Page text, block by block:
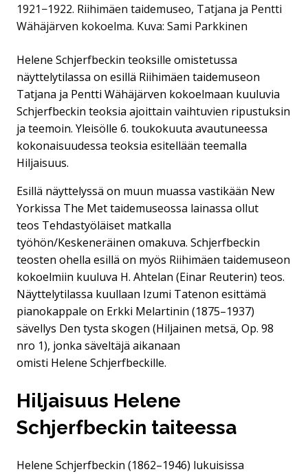
1921−1922. Riihimäen taidemuseo, Tatjana ja Pentti
Wähäjärven kokoelma. Kuva: Sami Parkkinen
Helene Schjerfbeckin teoksille omistetussa
näyttelytilassa on esillä Riihimäen taidemuseon
Tatjana ja Pentti Wähäjärven kokoelmaan kuuluvia
Schjerfbeckin teoksia ajoittain vaihtuvien ripustuksin
ja teemoin. Yleisölle 6. toukokuuta avautuneessa
kokonaisuudessa teoksia esitellään teemalla
Hiljaisuus.
Esillä näyttelyssä on muun muassa vastikään New
Yorkissa The Met taidemuseossa lainassa ollut
teos Tehdastyöläiset matkalla
työhön/Keskeneräinen omakuva. Schjerfbeckin
teosten ohella esillä on myös Riihimäen taidemuseon
kokoelmiin kuuluva H. Ahtelan (Einar Reuterin) teos.
Näyttelytilassa kuullaan Izumi Tatenon esittämä
pianokappale on Erkki Melartinin (1875–1937)
sävellys Den tysta skogen (Hiljainen metsä, Op. 98
nro 1), jonka säveltäjä aikanaan
omisti Helene Schjerfbeckille.
Hiljaisuus Helene
Schjerfbeckin taiteessa
Helene Schjerfbeckin (1862–1946) lukuisissa